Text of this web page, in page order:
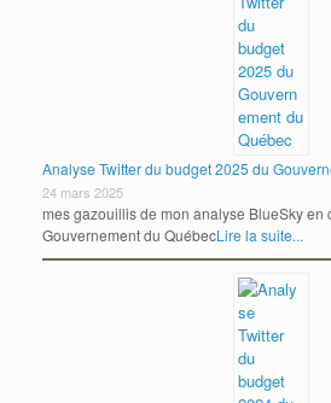
Analyse Twitter du budget 2025 du
24 mars 2025
mes gazouillis de mon analyse BlueSky en
Gouvernement du QuébecLire la suite...